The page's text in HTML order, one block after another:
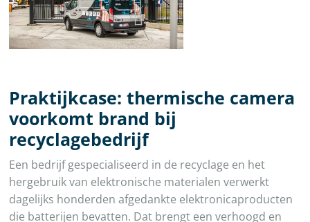
Praktijkcase: thermische camera
voorkomt brand bij
recyclagebedrijf
Een bedrijf gespecialiseerd in de recyclage en het
hergebruik van elektronische materialen verwerkt
dagelijks honderden afgedankte elektronicaproducten
die batterijen bevatten. Dat brengt een verhoogd en